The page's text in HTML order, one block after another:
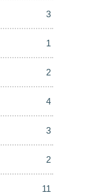
3
1
2
4
3
2
11